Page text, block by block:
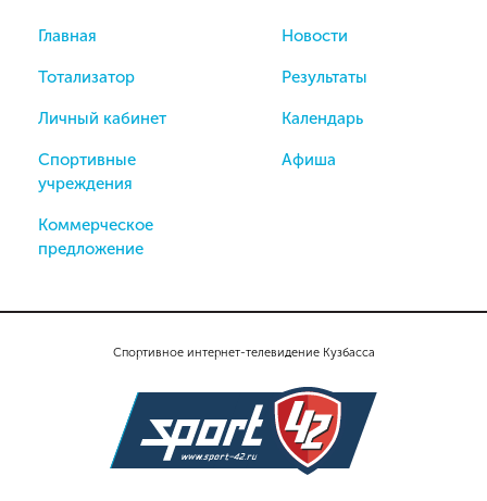
Спортивное интернет-телевидение Кузбасса
Главная
Тотализатор
Личный кабинет
Спортивные
учреждения
Коммерческое
предложение
Новости
Результаты
Календарь
Афиша